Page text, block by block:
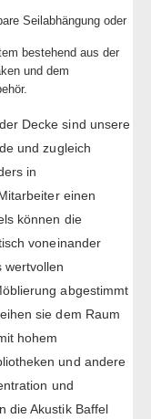
Seilabhängung oder
bestehend aus der
und dem
Decke sind unsere
und zugleich
in
einen
können die
voneinander
wertvollen
abgestimmt
sie dem Raum
hohem
und andere
und
die Akustik Baffel